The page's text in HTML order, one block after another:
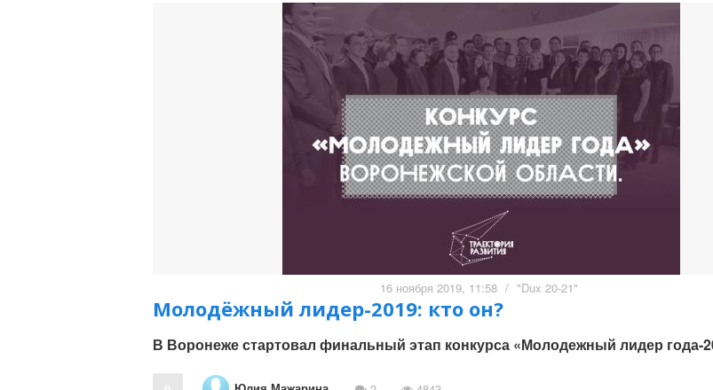
16 ноября 2019, 11:58 / "Dux 20-21"
Молодёжный лидер-2019: кто он?
В Воронеже стартовал финальный этап конкурса «Молодежный лидер года-